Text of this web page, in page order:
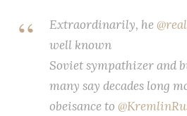
Extraordinarily, he
well known
Soviet sympathizer and
many say decades long
obeisance to